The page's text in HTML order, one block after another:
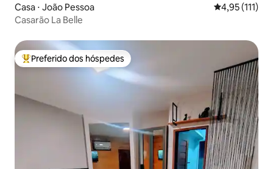
Casa ⋅ João Pessoa 4,95 de uma
4,95 (111)
Casarão La Belle
Entre os melhores preferidos dos hóspedes
Preferido dos hóspedes